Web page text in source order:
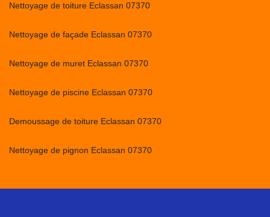
Nettoyage de toiture Eclassan 07370
Nettoyage de façade Eclassan 07370
Nettoyage de muret Eclassan 07370
Nettoyage de piscine Eclassan 07370
Demoussage de toiture Eclassan 07370
Nettoyage de pignon Eclassan 07370